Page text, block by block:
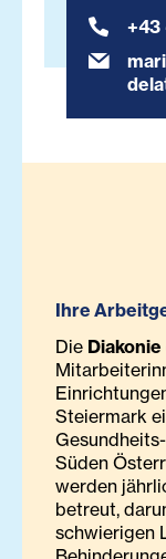
+43
Ihre
Die
Steiermark
Süden
werden
betreut,
schwierigen